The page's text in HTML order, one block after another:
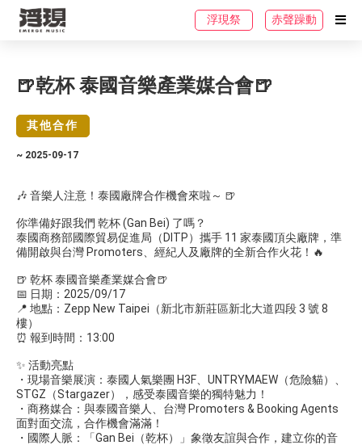
浮現祭 赤聲躁動
🍺乾杯 泰國音樂產業媒合會🍺
其他合作
~ 2025-09-17
🎶 音樂人注意！泰國廠牌合作機會來啦～ 🍺
你準備好跟我們 乾杯 (Gan Bei) 了嗎？
泰國商務部國際貿易促進局（DITP）攜手 11 家泰國頂尖廠牌，準
備開啟與台灣 Promoters、經紀人及廠牌的全新合作火花！🔥
🍺 乾杯 泰國音樂產業媒合會🍺
📅 日期：2025/09/17
📍 地點：Zepp New Taipei（新北市新莊區新北大道四段 3 號 8
樓）
⏰ 報到時間：13:00
✨ 活動亮點
・現場音樂展演：泰國人氣樂團 H3F、UNTRYMAEW（危險貓）、
STGZ（Stargazer），感受泰國音樂的獨特魅力！
・商務媒合：與泰國音樂人、台灣 Promoters & Booking Agents
面對面交流，合作機會滿滿！
・國際人脈：「Gan Bei（乾杯）」象徵友誼與合作，建立你的音